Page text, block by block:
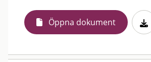
Öppna dokument